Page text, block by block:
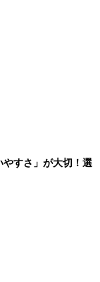
すさ」が大切！選